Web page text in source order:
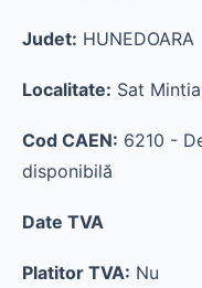
Judet: HUNEDOARA
Localitate: Sat
Cod CAEN: 6210 -
disponibilă
Date TVA
Platitor TVA: Nu